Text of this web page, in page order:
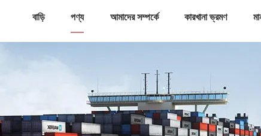
বাড়ি পণ্য আমাদের সম্পর্কে কারখানা ভ্রমণ